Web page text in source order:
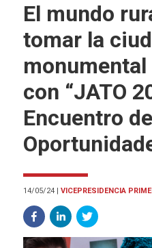
El mundo
tomar la
monumental
con “JATO
Encuentro de
14/05/24 | VICEPRESIDENCIA